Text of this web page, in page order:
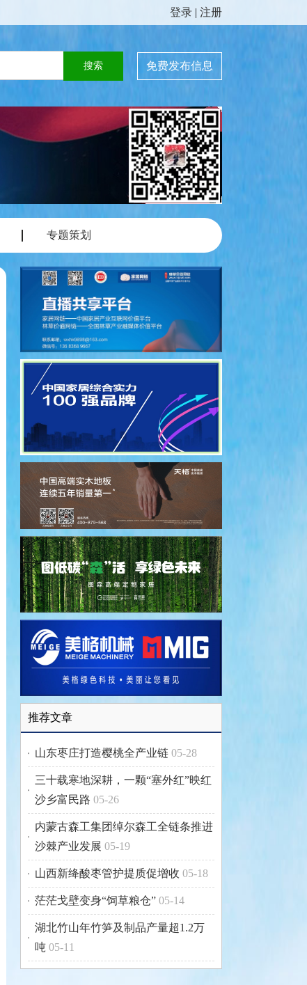
登录 | 注册
免费发布信息
专题策划
推荐文章
山东枣庄打造樱桃全产业链 05-28
三十载寒地深耕，一颗“塞外红”映红
沙乡富民路 05-26
内蒙古森工集团绰尔森工全链条推进
沙棘产业发展 05-19
山西新绛酸枣管护提质促增收 05-18
茫茫戈壁变身“饲草粮仓” 05-14
湖北竹山年竹笋及制品产量超1.2万
吨 05-11